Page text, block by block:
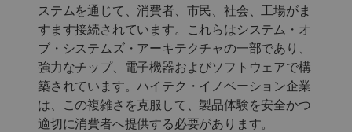
ステムを通じて、消費者、市民、社会、工場がま
すます接続されています。これらはシステム・オ
ブ・システムズ・アーキテクチャの一部であり、
強力なチップ、電子機器およびソフトウェアで構
築されています。ハイテク・イノベーション企業
は、この複雑さを克服して、製品体験を安全かつ
適切に消費者へ提供する必要があります。